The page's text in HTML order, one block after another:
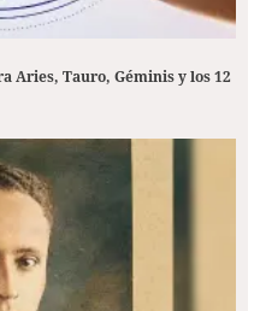
Aries, Tauro, Géminis y los 12